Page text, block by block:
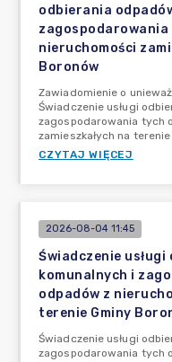
odbierania
zagospodarowania
nieruchomości
Boronów
Zawiadomienie o
Świadczenie usługi
zagospodarowania tych
zamieszkałych na
CZYTAJ WIĘCEJ
2026-08-04 11:45
Świadczenie
komunalnych i
odpadów z
terenie Gminy
Świadczenie usługi
zagospodarowania tych